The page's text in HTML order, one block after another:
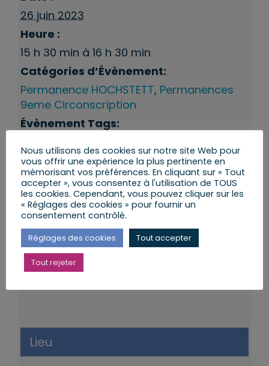
26 juin 2023
Heure :
15 h 30 min à 16 h 30 min
Catégories d’Évènement:
Permanence HOCHSTETT, Permanences
9eme Circonscription
Évènement Tags:
Lieu
Nous utilisons des cookies sur notre site Web pour
vous offrir une expérience la plus pertinente en
mémorisant vos préférences. En cliquant sur « Tout
accepter », vous consentez à l'utilisation de TOUS
les cookies. Cependant, vous pouvez cliquer sur les
« Réglages des cookies » pour fournir un
consentement contrôlé.
Réglages des cookies Tout accepter
Tout rejeter